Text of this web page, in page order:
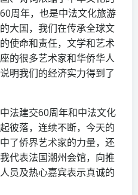
周年，也是中法文化旅游
大国，我们在传承全球文
使命和责任，文学和艺术
的很多艺术家和华侨华人
明我们的经济实力得到了
法建交60周年和中法文化
彼落，连续不断，今天的
了侨界艺术家的力量，还
代表法国潮州会馆，向推
员及热心嘉宾表示真诚的